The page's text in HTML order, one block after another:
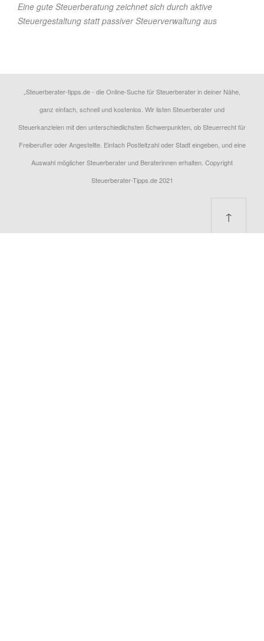
Eine gute Steuerberatung zeichnet sich durch aktive
Steuergestaltung statt passiver Steuerverwaltung aus
„Steuerberater-tipps.de - die Online-Suche für Steuerberater in deiner Nähe,
ganz einfach, schnell und kostenlos. Wir listen Steuerberater und
Steuerkanzleien mit den unterschiedlichsten Schwerpunkten, ob Steuerrecht für
Freiberufler oder Angestellte. Einfach Postleitzahl oder Stadt eingeben, und eine
Auswahl möglicher Steuerberater und Beraterinnen erhalten. Copyright
Steuerberater-Tipps.de 2021
↑